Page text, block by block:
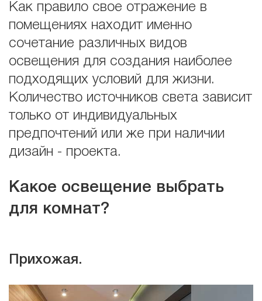
Как правило свое отражение в
помещениях находит именно
сочетание различных видов
освещения для создания наиболее
подходящих условий для жизни.
Количество источников света зависит
только от индивидуальных
предпочтений или же при наличии
дизайн - проекта.
Какое освещение выбрать
для комнат?
Прихожая.